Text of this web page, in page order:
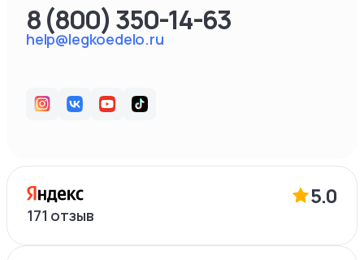
help@legkoedelo.ru
8 (800) 350-14-63
5.0
171 отзыв